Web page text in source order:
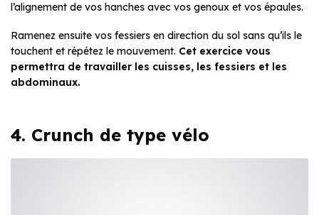
l’alignement de vos hanches avec vos genoux et vos épaules.
Ramenez ensuite vos fessiers en direction du sol sans qu’ils le
touchent et répétez le mouvement. Cet exercice vous
permettra de travailler les cuisses, les fessiers et les
abdominaux.
4. Crunch de type vélo